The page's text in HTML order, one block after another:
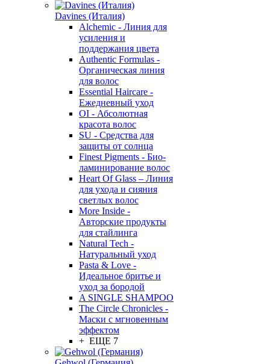
Davines (Италия)
Alchemic - Линия для
усиления и
поддержания цвета
Authentic Formulas -
Органическая линия
для волос
Essential Haircare -
Eжедневный уход
OI - Абсолютная
красота волос
SU - Средства для
защиты от солнца
Finest Pigments - Био-
ламинирование волос
Heart Of Glass – Линия
для ухода и сияния
светлых волос
More Inside -
Авторские продукты
для стайлинга
Natural Tech -
Натуральный уход
Pasta & Love -
Идеальное бритье и
уход за бородой
A SINGLE SHAMPOO
The Circle Chronicles -
Маски с мгновенным
эффектом
+ ЕЩЕ 7